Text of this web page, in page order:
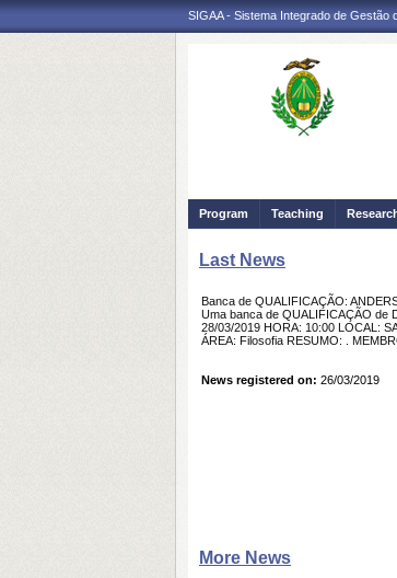
SIGAA - Sistema Integrado de Gestão
Program
Teaching
Last News
Banca de QUALIFICAÇÃO:
Uma banca de QUALIFICAÇÃO de
28/03/2019 HORA: 10:00 LOCAL:
ÁREA: Filosofia RESUMO: .
News registered on: 26/03/2019
More News